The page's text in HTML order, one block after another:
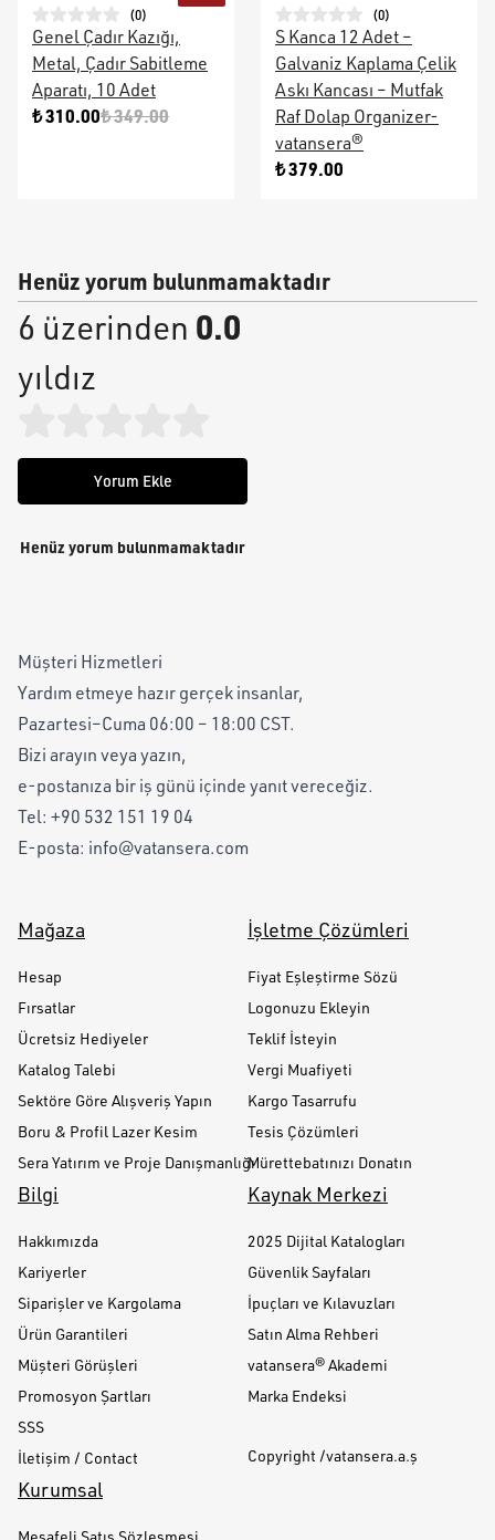
(0)
Genel Çadır Kazığı,
Metal, Çadır Sabitleme
Aparatı, 10 Adet
₺ 310.00₺ 349.00
(0)
S Kanca 12 Adet –
Galvaniz Kaplama Çelik
Askı Kancası – Mutfak
Raf Dolap Organizer-
vatansera®
₺ 379.00
Henüz yorum bulunmamaktadır
6 üzerinden 0.0
yıldız
Yorum Ekle
Henüz yorum bulunmamaktadır
Müşteri Hizmetleri
Yardım etmeye hazır gerçek insanlar,
Pazartesi–Cuma 06:00 – 18:00 CST.
Bizi arayın veya yazın,
e-postanıza bir iş günü içinde yanıt vereceğiz.
Tel: +90 532 151 19 04
E-posta: info@vatansera.com
Mağaza
Hesap
Fırsatlar
Ücretsiz Hediyeler
Katalog Talebi
Sektöre Göre Alışveriş Yapın
Boru & Profil Lazer Kesim
Sera Yatırım ve Proje Danışmanlığı
İşletme Çözümleri
Fiyat Eşleştirme Sözü
Logonuzu Ekleyin
Teklif İsteyin
Vergi Muafiyeti
Kargo Tasarrufu
Tesis Çözümleri
Mürettebatınızı Donatın
Bilgi
Hakkımızda
Kariyerler
Siparişler ve Kargolama
Ürün Garantileri
Müşteri Görüşleri
Promosyon Şartları
SSS
İletişim / Contact
Kaynak Merkezi
2025 Dijital Katalogları
Güvenlik Sayfaları
İpuçları ve Kılavuzları
Satın Alma Rehberi
vatansera® Akademi
Marka Endeksi
Copyright /vatansera.a.ş
Kurumsal
Mesafeli Satış Sözleşmesi